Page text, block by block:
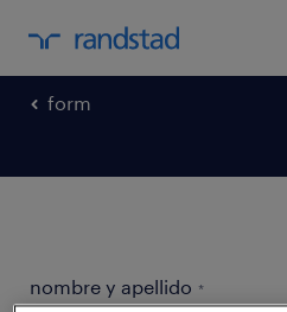
form
nombre y apellido *